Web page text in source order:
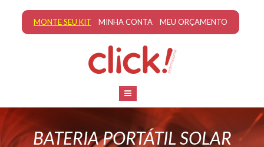
MONTE SEU KIT MINHA CONTA MEU ORÇAMENTO
BATERIA PORTÁTIL SOLAR